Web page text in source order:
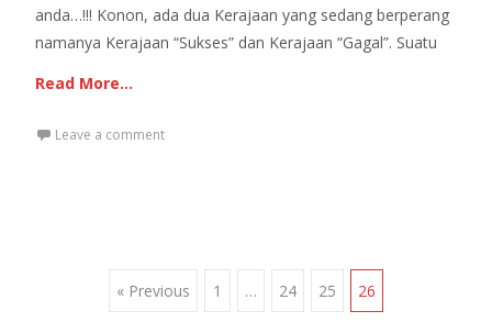
anda…!!! Konon, ada dua Kerajaan yang sedang berperang
namanya Kerajaan “Sukses” dan Kerajaan “Gagal”. Suatu
Read More…
Leave a comment
Posts
« Previous 1 … 24 25 26